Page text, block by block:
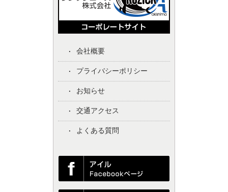
会社概要
プライバシーポリシー
お知らせ
交通アクセス
よくある質問